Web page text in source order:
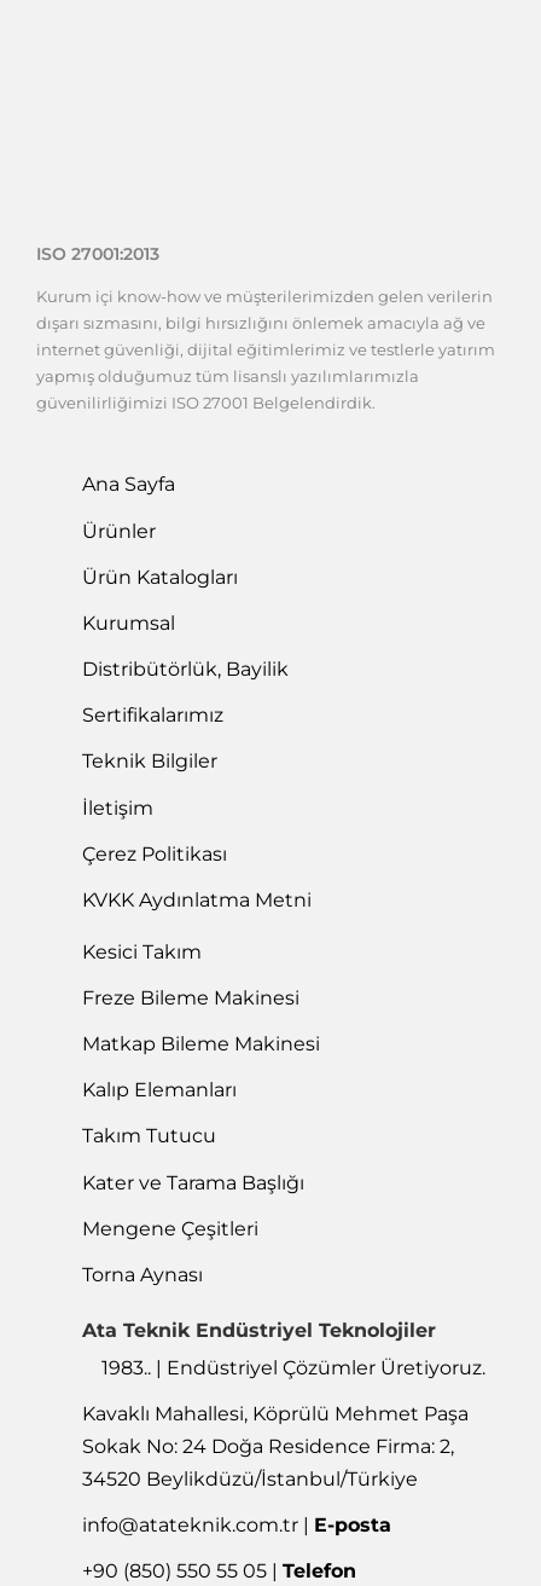
ISO 27001:2013
Kurum içi know-how ve müşterilerimizden gelen verilerin
dışarı sızmasını, bilgi hırsızlığını önlemek amacıyla ağ ve
internet güvenliği, dijital eğitimlerimiz ve testlerle yatırım
yapmış olduğumuz tüm lisanslı yazılımlarımızla
güvenilirliğimizi ISO 27001 Belgelendirdik.
Ana Sayfa
Ürünler
Ürün Katalogları
Kurumsal
Distribütörlük, Bayilik
Sertifikalarımız
Teknik Bilgiler
İletişim
Çerez Politikası
KVKK Aydınlatma Metni
Kesici Takım
Freze Bileme Makinesi
Matkap Bileme Makinesi
Kalıp Elemanları
Takım Tutucu
Kater ve Tarama Başlığı
Mengene Çeşitleri
Torna Aynası
Ata Teknik Endüstriyel Teknolojiler
1983.. | Endüstriyel Çözümler Üretiyoruz.
Kavaklı Mahallesi, Köprülü Mehmet Paşa
Sokak No: 24 Doğa Residence Firma: 2,
34520 Beylikdüzü/İstanbul/Türkiye
info@atateknik.com.tr | E-posta
+90 (850) 550 55 05 |Telefon